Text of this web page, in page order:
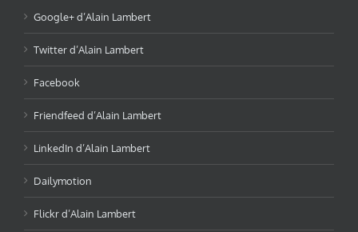
Google+ d’Alain Lambert
Twitter d’Alain Lambert
Facebook
Friendfeed d’Alain Lambert
LinkedIn d’Alain Lambert
Dailymotion
Flickr d’Alain Lambert